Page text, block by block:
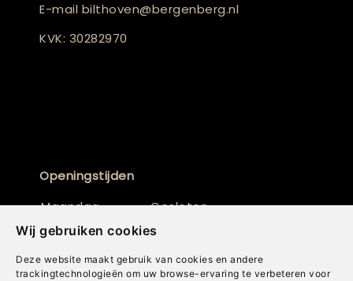
Wij gebruiken cookies
Deze website maakt gebruik van cookies en andere
trackingtechnologieën om uw browse-ervaring te verbeteren voor
E-mail bilthoven@bergenberg.nl
KVK: 30282970
Openingstijden
Maandag
Gesloten
Dinsdag
10:00 - 17:00
Woensdag
10:00 - 17:00